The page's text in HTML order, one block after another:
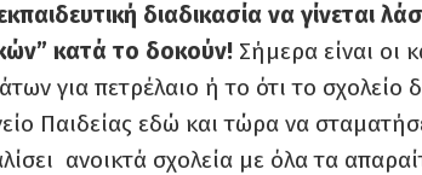
διαδικασία να γίνεται
κατά το δοκούν! Σήμερα είναι οι
για πετρέλαιο ή το ότι το σχολείο
Παιδείας εδώ και τώρα να
ανοικτά σχολεία με όλα τα